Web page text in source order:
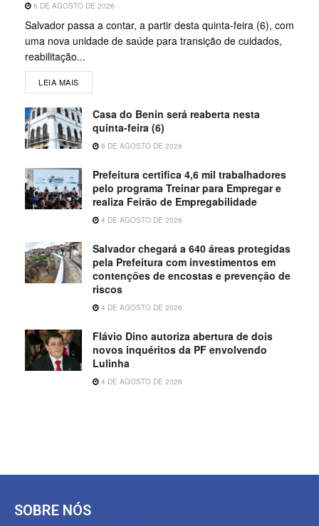
6 DE AGOSTO DE 2026
Salvador passa a contar, a partir desta quinta-feira (6), com
uma nova unidade de saúde para transição de cuidados,
reabilitação...
LEIA MAIS
Casa do Benin será reaberta nesta
quinta-feira (6)
6 DE AGOSTO DE 2026
Prefeitura certifica 4,6 mil trabalhadores
pelo programa Treinar para Empregar e
realiza Feirão de Empregabilidade
4 DE AGOSTO DE 2026
Salvador chegará a 640 áreas protegidas
pela Prefeitura com investimentos em
contenções de encostas e prevenção de
riscos
4 DE AGOSTO DE 2026
Flávio Dino autoriza abertura de dois
novos inquéritos da PF envolvendo
Lulinha
4 DE AGOSTO DE 2026
SOBRE NÓS